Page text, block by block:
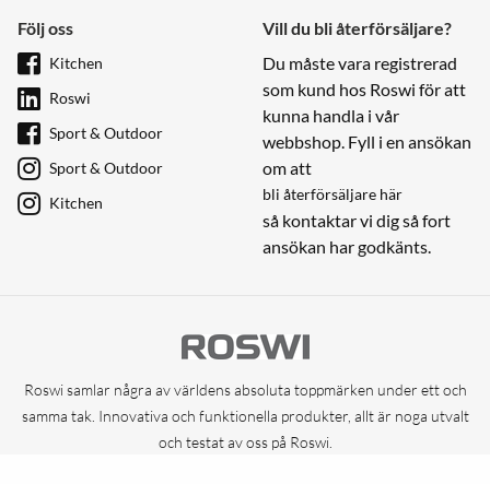
Följ oss
Kitchen
Roswi
Sport & Outdoor
Sport & Outdoor
Kitchen
Vill du bli återförsäljare?
Du måste vara registrerad
som kund hos Roswi för att
kunna handla i vår
webbshop. Fyll i en ansökan
om att
bli återförsäljare här
så kontaktar vi dig så fort
ansökan har godkänts.
Roswi samlar några av världens absoluta toppmärken under ett och
samma tak. Innovativa och funktionella produkter, allt är noga utvalt
och testat av oss på Roswi.